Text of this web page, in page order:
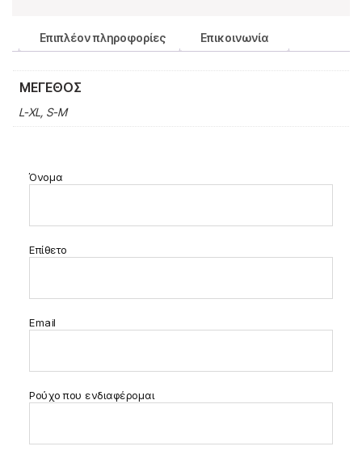
Επιπλέον πληροφορίες Επικοινωνία
ΜΈΓΕΘΟΣ
L-XL, S-M
Όνομα
Επίθετο
Email
Ρούχο που ενδιαφέρομαι